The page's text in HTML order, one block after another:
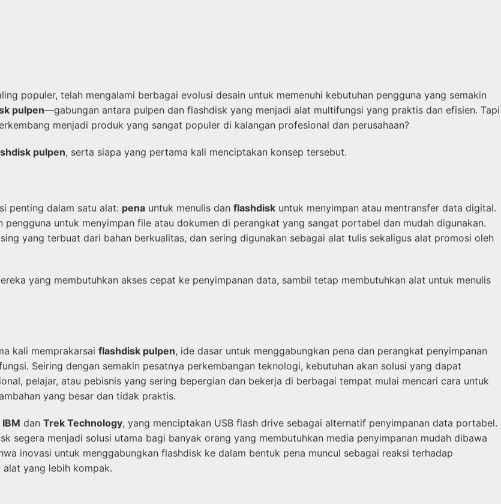
populer, telah mengalami berbagai evolusi desain untuk memenuhi kebutuhan pengguna yang semakin
pulpen—gabungan antara pulpen dan flashdisk yang menjadi alat multifungsi yang praktis dan efisien. Tapi
menjadi produk yang sangat populer di kalangan profesional dan perusahaan?
pulpen, serta siapa yang pertama kali menciptakan konsep tersebut.
penting dalam satu alat: pena untuk menulis dan flashdisk untuk menyimpan atau mentransfer data digital.
untuk menyimpan file atau dokumen di perangkat yang sangat portabel dan mudah digunakan.
yang terbuat dari bahan berkualitas, dan sering digunakan sebagai alat tulis sekaligus alat promosi oleh
yang membutuhkan akses cepat ke penyimpanan data, sambil tetap membutuhkan alat untuk menulis
kali memprakarsai flashdisk pulpen, ide dasar untuk menggabungkan pena dan perangkat penyimpanan
Seiring dengan semakin pesatnya perkembangan teknologi, kebutuhan akan solusi yang dapat
pelajar, atau pebisnis yang sering bepergian dan bekerja di berbagai tempat mulai mencari cara untuk
yang besar dan tidak praktis.
IBM dan Trek Technology, yang menciptakan USB flash drive sebagai alternatif penyimpanan data portabel.
segera menjadi solusi utama bagi banyak orang yang membutuhkan media penyimpanan mudah dibawa
inovasi untuk menggabungkan flashdisk ke dalam bentuk pena muncul sebagai reaksi terhadap
yang lebih kompak.